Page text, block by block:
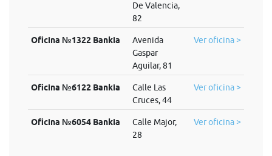
De Valencia,
82
Oficina №1322 Bankia
Avenida
Gaspar
Aguilar, 81
Ver oficina >
Oficina №6122 Bankia
Calle Las
Cruces, 44
Ver oficina >
Oficina №6054 Bankia
Calle Major,
28
Ver oficina >